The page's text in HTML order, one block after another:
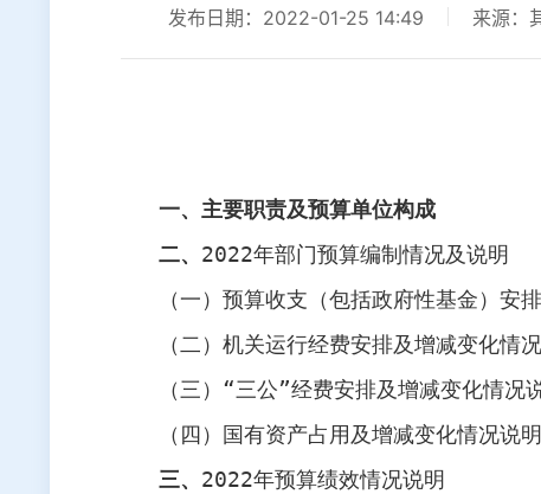
发布日期：2022-01-25 14:49 来源：
一、主要职责及预算单位构成
二、 2022年部门预算编制情况及说明
（一）预算收支（包括政府性基金）安
（二）机关运行经费安排及增减变化情
（三）“三公”经费安排及增减变化情况
（四）国有资产占用及增减变化情况说明
三、 2022年预算绩效情况说明